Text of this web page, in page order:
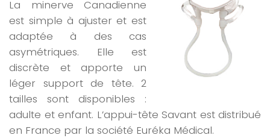
La minerve Canadienne
est simple à ajuster et est
adaptée à des cas
asymétriques. Elle est
discrète et apporte un
léger support de tête. 2
tailles sont disponibles :
adulte et enfant. L’appui-tête Savant est distribué
en France par la société Euréka Médical.